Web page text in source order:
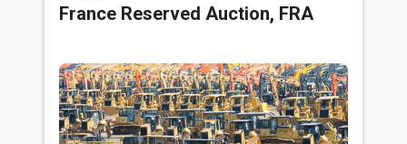
France Reserved Auction, FRA